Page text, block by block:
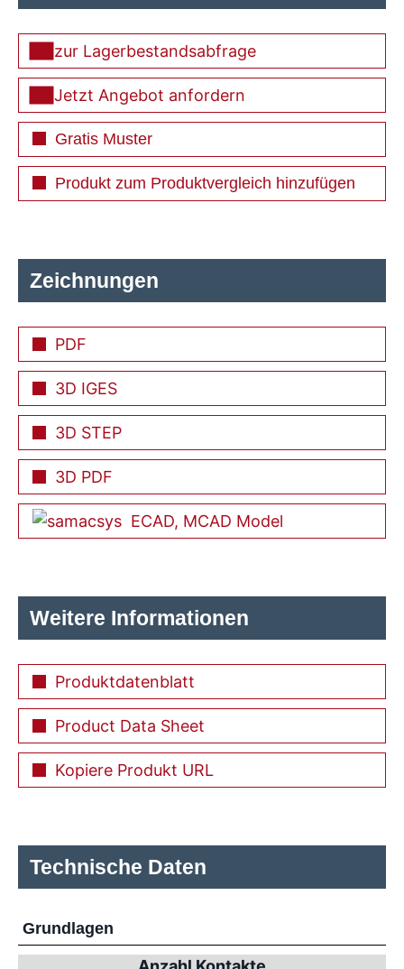
Zeichnungen
PDF
3D IGES
3D STEP
3D PDF
ECAD, MCAD Model
Weitere Informationen
Produktdatenblatt
Product Data Sheet
Kopiere Produkt URL
zur Lagerbestandsabfrage
Jetzt Angebot anfordern
Gratis Muster
Produkt zum Produktvergleich hinzufügen
Technische Daten
Grundlagen